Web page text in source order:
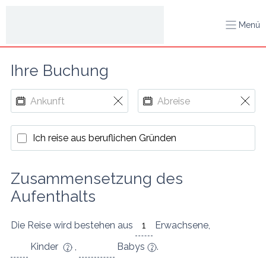
Menü
Ihre Buchung
Ich reise aus beruflichen Gründen
Zusammensetzung des
Aufenthalts
Die Reise wird bestehen aus Erwachsene,
Kinder
, Babys .